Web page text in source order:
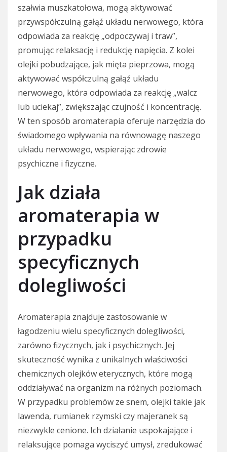
szałwia muszkatołowa, mogą aktywować
przywspółczulną gałąź układu nerwowego, która
odpowiada za reakcję „odpoczywaj i traw”,
promując relaksację i redukcję napięcia. Z kolei
olejki pobudzające, jak mięta pieprzowa, mogą
aktywować współczulną gałąź układu
nerwowego, która odpowiada za reakcję „walcz
lub uciekaj”, zwiększając czujność i koncentrację.
W ten sposób aromaterapia oferuje narzędzia do
świadomego wpływania na równowagę naszego
układu nerwowego, wspierając zdrowie
psychiczne i fizyczne.
Jak działa
aromaterapia w
przypadku
specyficznych
dolegliwości
Aromaterapia znajduje zastosowanie w
łagodzeniu wielu specyficznych dolegliwości,
zarówno fizycznych, jak i psychicznych. Jej
skuteczność wynika z unikalnych właściwości
chemicznych olejków eterycznych, które mogą
oddziaływać na organizm na różnych poziomach.
W przypadku problemów ze snem, olejki takie jak
lawenda, rumianek rzymski czy majeranek są
niezwykle cenione. Ich działanie uspokajające i
relaksujące pomaga wyciszyć umysł, zredukować